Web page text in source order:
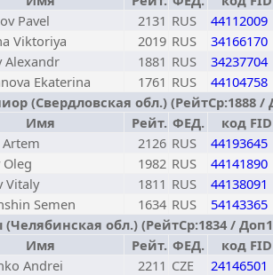
Pavel 2131 RUS
44112009
Viktoriya 2019 RUS
34166170
Alexandr 1881 RUS
34237704
Ekaterina 1761 RUS
44104758
(Свердловская обл.) (РейтСр:1888 /
Имя Рейт. ФЕД.
код
2126 RUS
44193645
1982 RUS
44141890
Vitaly 1811 RUS
44138091
Semen 1634 RUS
54143365
обл.) (РейтСр:1834 /
Имя Рейт. ФЕД.
код
Andrei 2211 CZE
24146501